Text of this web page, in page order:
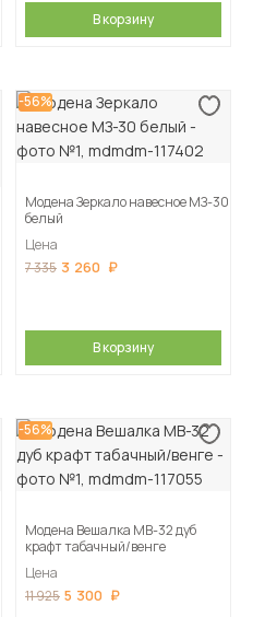
В корзину
-56%
Модена Зеркало навесное МЗ-30
белый
Цена
7 335 3 260
В корзину
-56%
Модена Вешалка МВ-32 дуб
крафт табачный/венге
Цена
11 925 5 300